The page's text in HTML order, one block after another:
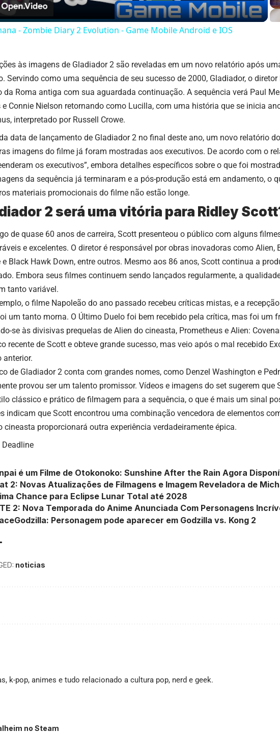
- Zombie Diary 2 Evolution - Game Mobile Android e IOS
às imagens de Gladiador 2 são reveladas em um novo relatório após
Servindo como uma sequência de seu sucesso de 2000, Gladiador, o
da Roma antiga com sua aguardada continuação. A sequência verá Paul
e Connie Nielson retornando como Lucilla, com uma história que se inicia
interpretado por Russell Crowe.
data de lançamento de Gladiador 2 no final deste ano, um novo relatório
imagens do filme já foram mostradas aos executivos. De acordo com o
os executivos”, embora detalhes específicos sobre o que foi
da sequência já terminaram e a pós-produção está em andamento, o
materiais promocionais do filme não estão longe.
2 será uma vitória para Ridley
de quase 60 anos de carreira, Scott presenteou o público com alguns
e excelentes. O diretor é responsável por obras inovadoras como Alien,
e Black Hawk Down, entre outros. Mesmo aos 86 anos, Scott continua a
Embora seus filmes continuem sendo lançados regularmente, a
tanto variável.
o filme Napoleão do ano passado recebeu críticas mistas, e a
um tanto morna. O Último Duelo foi bem recebido pela crítica, mas foi um
se às divisivas prequelas de Alien do cineasta, Prometheus e Alien:
recente de Scott e obteve grande sucesso, mas veio após o mal recebido
anterior.
de Gladiador 2 conta com grandes nomes, como Denzel Washington e
provou ser um talento promissor. Vídeos e imagens do set sugerem que
clássico e prático de filmagem para a sequência, o que é mais um sinal
indicam que Scott encontrou uma combinação vencedora de elementos
cineasta proporcionará outra experiência verdadeiramente épica.
Deadline
é um Filme de Otokonoko: Sunshine After the Rain Agora
2: Novas Atualizações de Filmagens e Imagem Reveladora de
Chance para Eclipse Lunar Total até 2028
2: Nova Temporada do Anime Anunciada Com Personagens
Personagem pode aparecer em Godzilla vs. Kong 2
noticias
k-pop, animes e tudo relacionado a cultura pop, nerd e geek.
no Steam